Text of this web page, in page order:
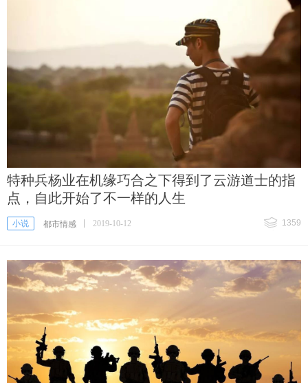
特种兵杨业在机缘巧合之下得到了云游道士的指
点，自此开始了不一样的人生
小说 都市情感 2019-10-12 1359